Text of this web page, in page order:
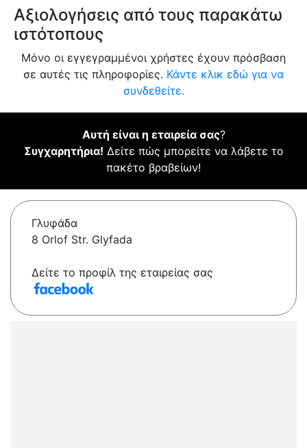
Αξιολογήσεις από τους παρακάτω
ιστότοπους
Μόνο οι εγγεγραμμένοι χρήστες έχουν πρόσβαση
σε αυτές τις πληροφορίες. Κάντε κλικ εδώ για να
συνδεθείτε.
Αυτή είναι η εταιρεία σας?
Συγχαρητήρια! Δείτε πώς μπορείτε να λάβετε το
πακέτο βραβείων!
Γλυφάδα
8 Orlof Str. Glyfada
Δείτε το προφίλ της εταιρείας σας